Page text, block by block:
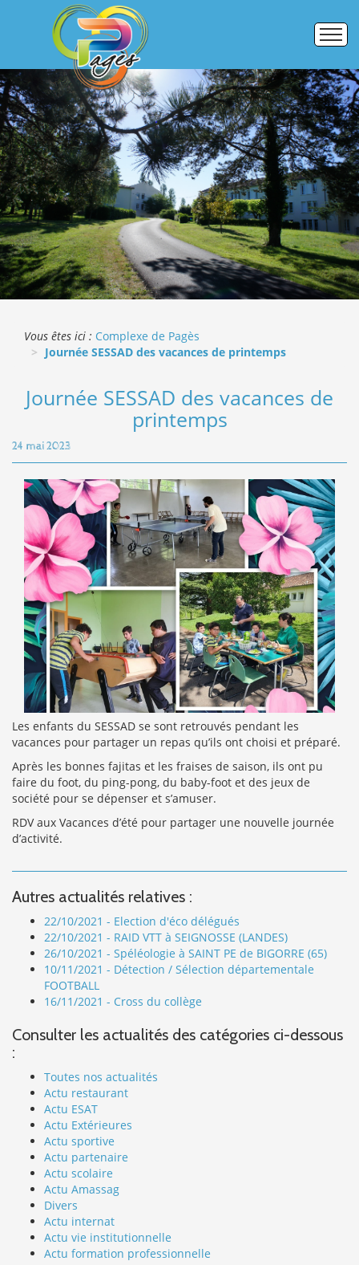
Accueil
Établissements
Pôle formation
Activités commerciales
Galerie photos
ERASMUS +
Vous êtes ici : Complexe de Pagès
Journée SESSAD des vacances de printemps
Journée SESSAD des vacances de
printemps
24 mai 2023
Les enfants du SESSAD se sont retrouvés pendant les
vacances pour partager un repas qu’ils ont choisi et préparé.
Après les bonnes fajitas et les fraises de saison, ils ont pu
faire du foot, du ping-pong, du baby-foot et des jeux de
société pour se dépenser et s’amuser.
RDV aux Vacances d’été pour partager une nouvelle journée
d’activité.
Autres actualités relatives :
22/10/2021 - Election d'éco délégués
22/10/2021 - RAID VTT à SEIGNOSSE (LANDES)
26/10/2021 - Spéléologie à SAINT PE de BIGORRE (65)
10/11/2021 - Détection / Sélection départementale
FOOTBALL
16/11/2021 - Cross du collège
Consulter les actualités des catégories ci-dessous
:
Toutes nos actualités
Actu restaurant
Actu ESAT
Actu Extérieures
Actu sportive
Actu partenaire
Actu scolaire
Actu Amassag
Divers
Actu internat
Actu vie institutionnelle
Actu formation professionnelle